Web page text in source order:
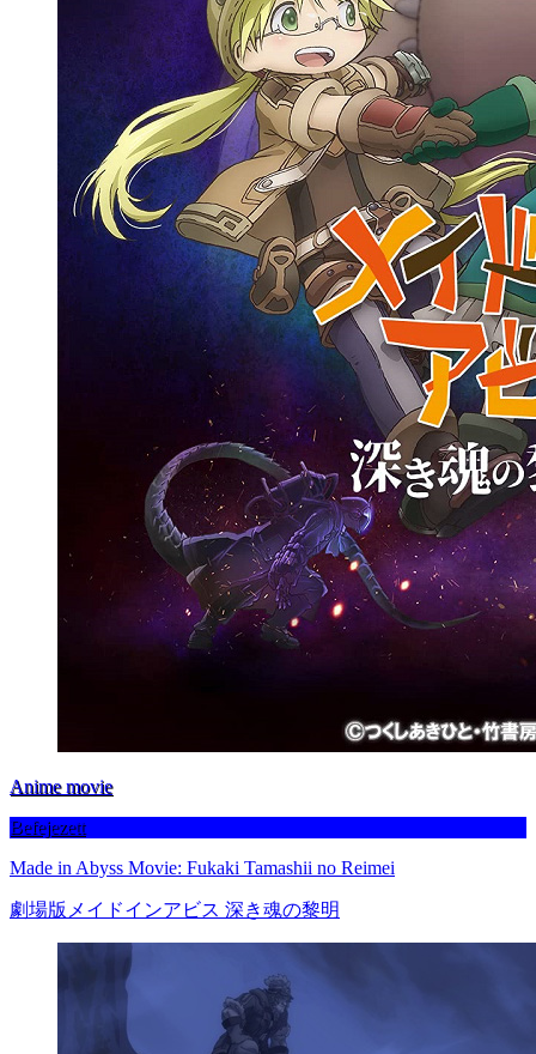
Anime movie
Befejezett
Made in Abyss Movie: Fukaki Tamashii no Reimei
劇場版メイドインアビス 深き魂の黎明